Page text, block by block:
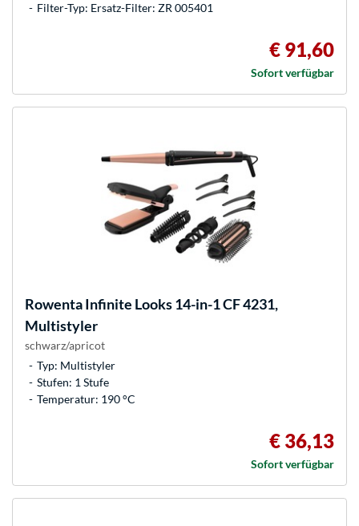
Filter-Typ: Ersatz-Filter: ZR 005401
€ 91,60
Sofort verfügbar
RowentaInfinite Looks 14-in-1 CF 4231,
Multistyler
schwarz/apricot
Typ: Multistyler
Stufen: 1 Stufe
Temperatur: 190 °C
€ 36,13
Sofort verfügbar